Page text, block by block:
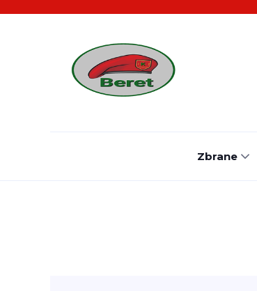
Zbrane